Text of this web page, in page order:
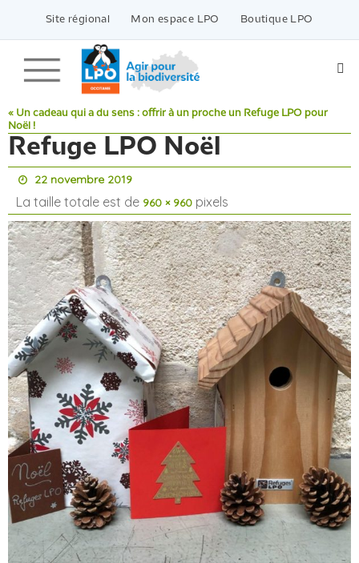
contenu
Site régional Mon espace LPO Boutique LPO
« Un cadeau qui a du sens : offrir à un proche un Refuge LPO pour
Noël !
Refuge LPO Noël
22 novembre 2019
La taille totale est de 960 × 960 pixels